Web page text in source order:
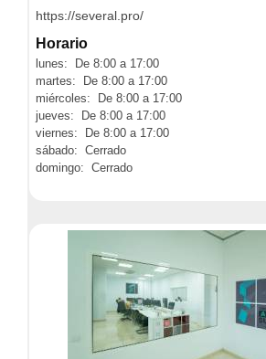
https://several.pro/
Horario
lunes: De 8:00 a 17:00
martes: De 8:00 a 17:00
miércoles: De 8:00 a 17:00
jueves: De 8:00 a 17:00
viernes: De 8:00 a 17:00
sábado: Cerrado
domingo: Cerrado